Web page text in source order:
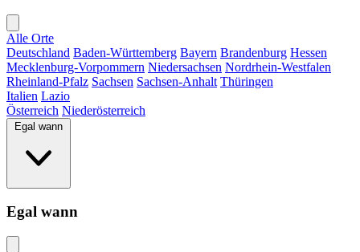
Alle Orte
Deutschland Baden-Württemberg Bayern Brandenburg Hessen
Mecklenburg-Vorpommern Niedersachsen Nordrhein-Westfalen
Rheinland-Pfalz Sachsen Sachsen-Anhalt Thüringen
Italien Lazio
Österreich Niederösterreich
Egal wann
Egal wann